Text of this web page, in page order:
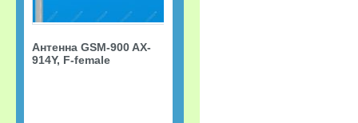
Антенна GSM-900 AX-
914Y, F-female